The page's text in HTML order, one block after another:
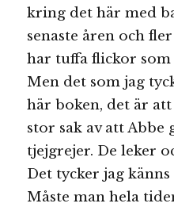
kring det här med
senaste åren och
har tuffa flickor
Men det som jag
här boken, det är
stor sak av att Abbe
tjejgrejer. De leker
Det tycker jag
Måste man hela